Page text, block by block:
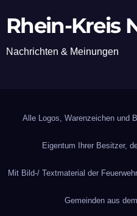
Rhein-Kreis
Nachrichten & Meinungen
Alle Logos, Warenzeichen und
Eigentum Ihrer Besitzer,
Mit Bild-/ Textmaterial der
Gemeinden aus